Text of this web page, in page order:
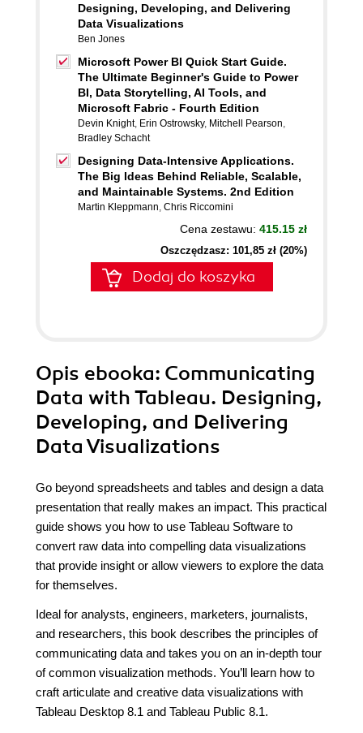
Designing, Developing, and Delivering
Data Visualizations
Ben Jones
Microsoft Power BI Quick Start Guide.
The Ultimate Beginner's Guide to Power
BI, Data Storytelling, AI Tools, and
Microsoft Fabric - Fourth Edition
Devin Knight, Erin Ostrowsky, Mitchell Pearson,
Bradley Schacht
Designing Data-Intensive Applications.
The Big Ideas Behind Reliable, Scalable,
and Maintainable Systems. 2nd Edition
Martin Kleppmann, Chris Riccomini
Cena zestawu: 415.15 zł
Oszczędzasz: 101,85 zł (20%)
Dodaj do koszyka
Opis ebooka: Communicating
Data with Tableau. Designing,
Developing, and Delivering
Data Visualizations
Go beyond spreadsheets and tables and design a data
presentation that really makes an impact. This practical
guide shows you how to use Tableau Software to
convert raw data into compelling data visualizations
that provide insight or allow viewers to explore the data
for themselves.
Ideal for analysts, engineers, marketers, journalists,
and researchers, this book describes the principles of
communicating data and takes you on an in-depth tour
of common visualization methods. You’ll learn how to
craft articulate and creative data visualizations with
Tableau Desktop 8.1 and Tableau Public 8.1.